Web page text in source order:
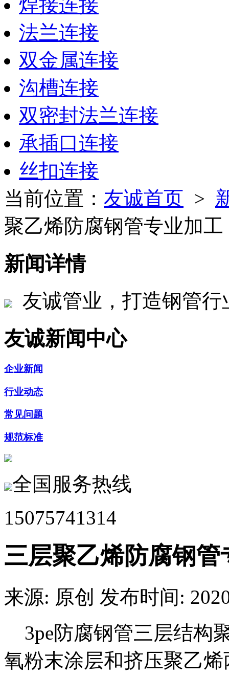
焊接连接
法兰连接
双金属连接
沟槽连接
双密封法兰连接
承插口连接
丝扣连接
当前位置： 友诚首页 >
聚乙烯防腐钢管专业加
新闻详情
友诚管业，打造钢管
友诚新闻中心
企业新闻
行业动态
常见问题
规范标准
全国服务热线
15075741314
三层聚乙烯防腐钢管
来源: 原创 发布时间:
3pe防腐钢管三层结构
氧粉末涂层和挤压聚乙